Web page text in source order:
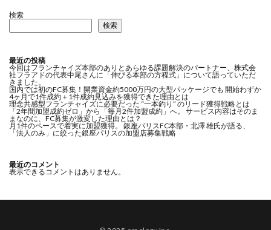
検索
検索
最近の投稿
今回はフランチャイズ本部のありとあらゆる課題解決のパートナー、株式会
社フラアドの代表中尾さんに「伸びる本部の方程式」について語っていただ
きました。
国内では初のFC募集！開業資金約5000万円の大型パッケージでも 開始わずか
4ヶ月で1件成約＋1件成約見込みを獲得できた理由とは
理念共感型フランチャイズに必要だった “一本釣り” のリード獲得戦略とは
「2年間加盟成約ゼロ」から「毎月2件加盟成約」へ。 サービス内容はそのま
まなのに、FC募集が激変した理由とは？
月1件のペースで着実に加盟獲得。 銀座パリスFC本部・北澤 雄氏が語る、
「法人のみ」に絞った銀座パリスの加盟店募集戦略
最近のコメント
表示できるコメントはありません。